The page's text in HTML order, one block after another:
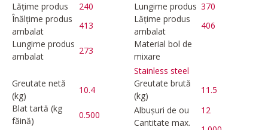
Lățime produs
240 Lungime produs 370
Înălțime produs
ambalat
413
Lățime produs
ambalat
406
Lungime produs
ambalat
273
Material bol de
mixare
Stainless steel
Greutate netă
(kg)
10.4
Greutate brută
(kg)
11.5
Blat tartă (kg
făină)
0.500 Albușuri de ou
12
Cantitate max.